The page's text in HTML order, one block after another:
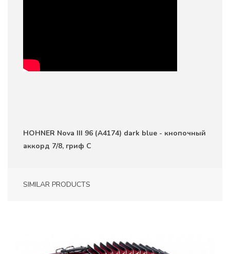
HOHNER Nova III 96 (A4174) dark blue - кнопочный
аккорд 7/8, гриф C
SIMILAR PRODUCTS